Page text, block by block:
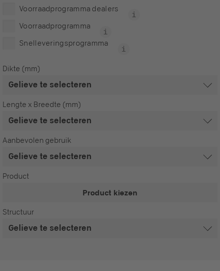
Voorraadprogramma dealers
Voorraadprogramma
Snelleveringsprogramma
Dikte (mm)
Lengte x Breedte (mm)
Aanbevolen gebruik
Product
Product kiezen
Structuur